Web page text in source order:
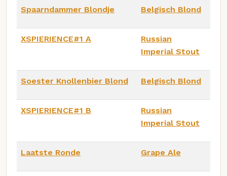
Spaarndammer Blondje Belgisch Blond
XSPIERIENCE#1 A
Russian
Imperial Stout
Soester Knollenbier Blond Belgisch Blond
XSPIERIENCE#1 B
Russian
Imperial Stout
Laatste Ronde Grape Ale